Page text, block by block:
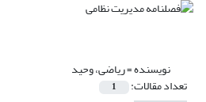
نویسنده =ریاضی، وحید
تعداد مقالات: 1